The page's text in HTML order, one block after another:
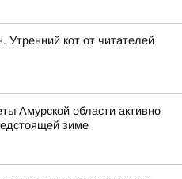
Утренний кот от читателей
Амурской области активно
зиме